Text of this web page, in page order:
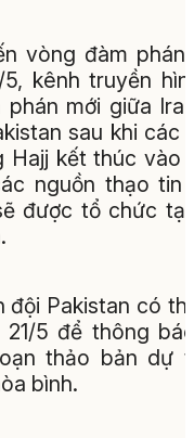
vòng đàm phán
kênh truyền
mới giữa
sau khi các
Hajj kết thúc vào
nguồn thạo tin
được tổ chức
đội Pakistan có
5 để thông
thảo bản dự
bình.